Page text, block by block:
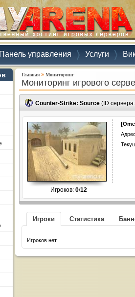
Панель управления Услуги
Главная » Мониторинг
Мониторинг игрового
Counter-Strike: Source (ID
Игроков: 0/12
Игроки Статистика
Игроков нет